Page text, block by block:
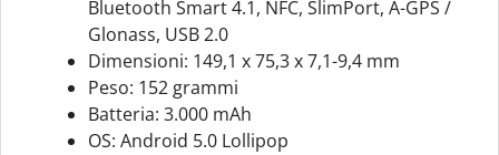
Bluetooth Smart 4.1, NFC, SlimPort, A-GPS /
Glonass, USB 2.0
Dimensioni: 149,1 x 75,3 x 7,1-9,4 mm
Peso: 152 grammi
Batteria: 3.000 mAh
OS: Android 5.0 Lollipop